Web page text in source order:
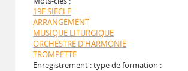
19E SIECLE
ARRANGEMENT
MUSIQUE LITURGIQUE
ORCHESTRE D'HARMONIE
TROMPETTE
Enregistrement : type de formation :